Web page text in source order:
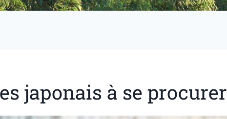
japonais à se procurer